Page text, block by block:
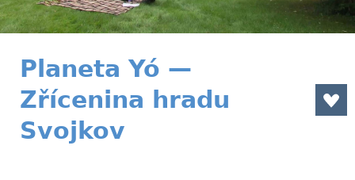
Planeta Yó —
Zřícenina hradu
Svojkov